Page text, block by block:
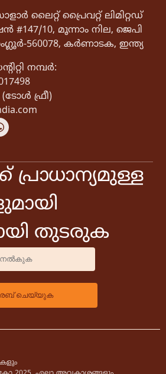
ലൈറ്റ് പ്രൈവറ്റ് ലിമിറ്റഡ്
10, മൂന്നാം നില, ജെപി
560078, കർണാടക, ഇന്ത്യ
നമ്പർ:
(ടോൾ ഫ്രീ)
പ്രാധാന്യമുള്ള
തുടരുക